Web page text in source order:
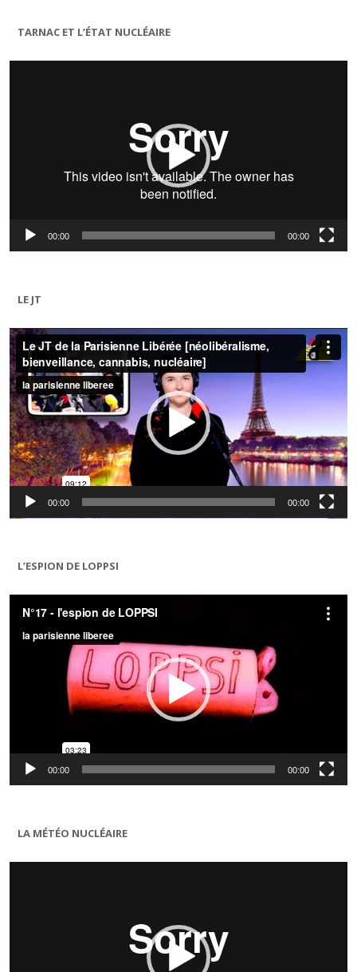
TARNAC ET L’ÉTAT NUCLÉAIRE
Lecteur
00:00 00:00
LE JT
Lecteur
vidéo
00:00 00:00
L’ESPION DE LOPPSI
Lecteur
vidéo
00:00 00:00
LA MÉTÉO NUCLÉAIRE
Lecteur